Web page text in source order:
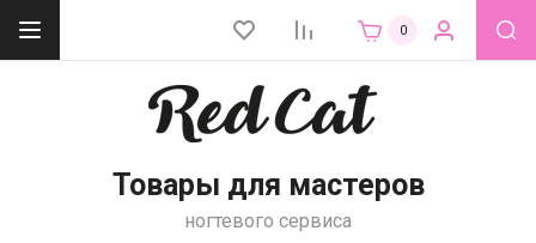
0
Товары для мастеров
ногтевого сервиса